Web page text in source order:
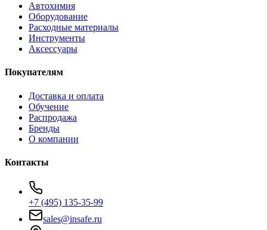
Автохимия
Оборудование
Расходные материалы
Инструменты
Аксессуары
Покупателям
Доставка и оплата
Обучение
Распродажа
Бренды
О компании
Контакты
+7 (495) 135-35-99
sales@insafe.ru